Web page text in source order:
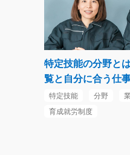
特定技能の分野と
覧と自分に合う仕
特定技能 分野
育成就労制度